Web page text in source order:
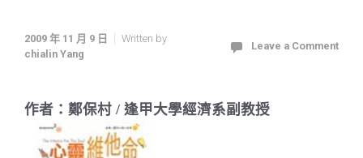
2009 年 11 月 9 日
Written by
chialin Yang
Leave a Comment
作者：鄭保村 / 逢甲大學經濟系副教授